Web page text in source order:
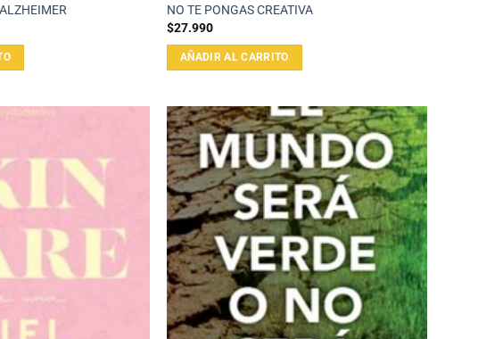
NO TE PONGAS CREATIVA
$27.990
AÑADIR AL CARRITO